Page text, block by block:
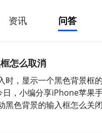
资讯 问答
怎么取消
，显示一个黑色背景框
，小编分享iPhone苹果
色背景的输入框怎么关